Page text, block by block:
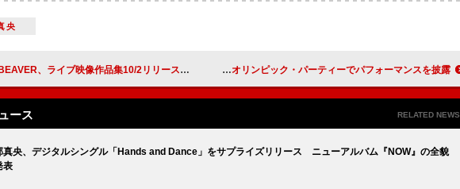
央
、ライブ映像作品集10/2リリース決定 スヌープ・ドッグ、USAバスケットボール・チームを祝うオリンピック・パーティーでパフォーマンスを披露
ース RELATED NEWS
真央、デジタルシングル「Hands and Dance」をサプライズリリース ニューアルバム『NOW』の全貌
表